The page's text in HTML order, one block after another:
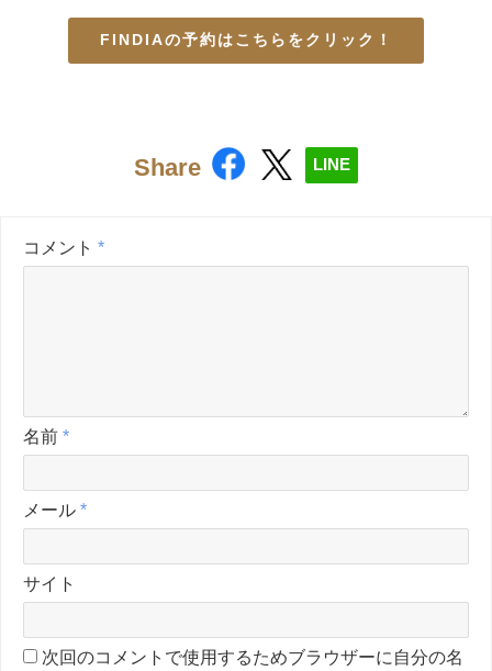
FINDIAの予約はこちらをクリック！
Share LINE
コメント *
名前 *
メール *
サイト
次回のコメントで使用するためブラウザーに自分の名